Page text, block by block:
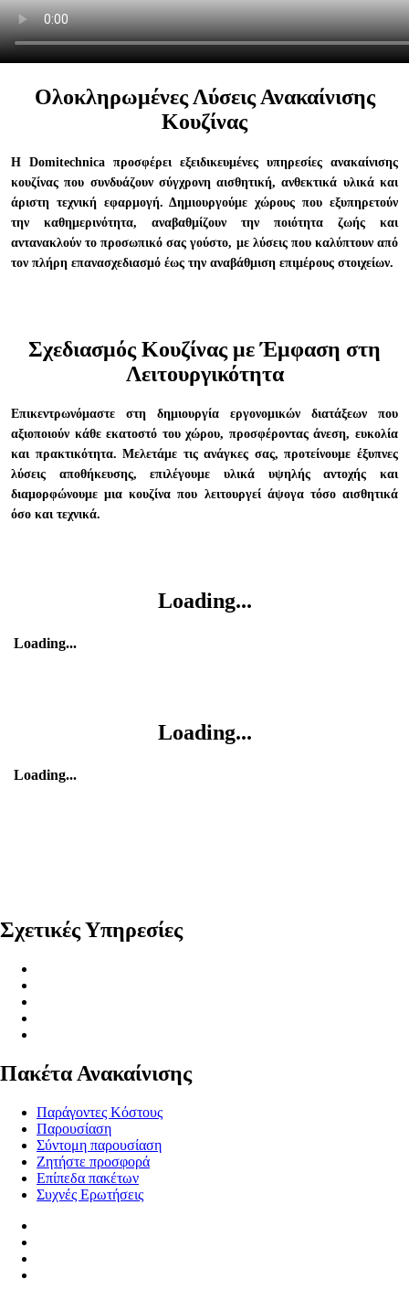
Ολοκληρωμένες Λύσεις Ανακαίνισης
Κουζίνας
Η Domitechnica προσφέρει εξειδικευμένες υπηρεσίες ανακαίνισης
κουζίνας που συνδυάζουν σύγχρονη αισθητική, ανθεκτικά υλικά και
άριστη τεχνική εφαρμογή. Δημιουργούμε χώρους που εξυπηρετούν
την καθημερινότητα, αναβαθμίζουν την ποιότητα ζωής και
αντανακλούν το προσωπικό σας γούστο, με λύσεις που καλύπτουν από
τον πλήρη επανασχεδιασμό έως την αναβάθμιση επιμέρους στοιχείων.
Σχεδιασμός Κουζίνας με Έμφαση στη
Λειτουργικότητα
Επικεντρωνόμαστε στη δημιουργία εργονομικών διατάξεων που
αξιοποιούν κάθε εκατοστό του χώρου, προσφέροντας άνεση, ευκολία
και πρακτικότητα. Μελετάμε τις ανάγκες σας, προτείνουμε έξυπνες
λύσεις αποθήκευσης, επιλέγουμε υλικά υψηλής αντοχής και
διαμορφώνουμε μια κουζίνα που λειτουργεί άψογα τόσο αισθητικά
όσο και τεχνικά.
Loading...
Loading...
Loading...
Loading...
Σχετικές Υπηρεσίες
Πακέτα Ανακαίνισης
Παράγοντες Κόστους
Παρουσίαση
Σύντομη παρουσίαση
Ζητήστε προσφορά
Επίπεδα πακέτων
Συχνές Ερωτήσεις